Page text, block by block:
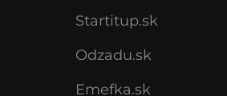
Startitup.sk
Odzadu.sk
Emefka.sk